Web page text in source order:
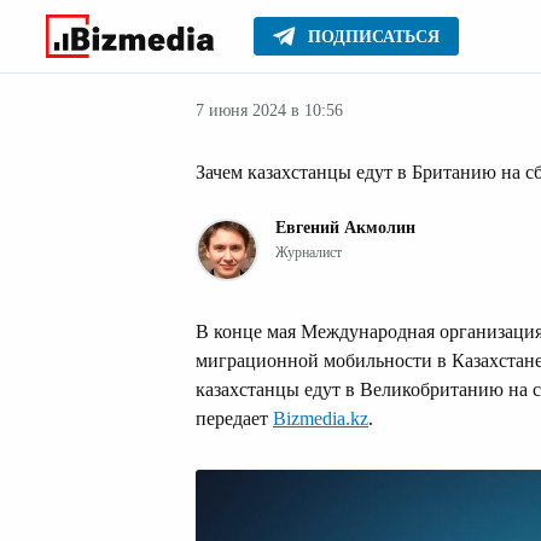
ПОДПИСАТЬСЯ
Главное Стиль жизни
7 июня 2024 в 10:56
Зачем казахстанцы едут в Британию на
Евгений Акмолин
Журналист
В конце мая Международная
миграционной мобильности в
казахстанцы едут в Великобританию на
передает Bizmedia.kz.